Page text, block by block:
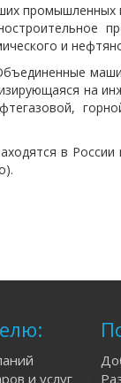
промышленных
и
на
в
и услуг